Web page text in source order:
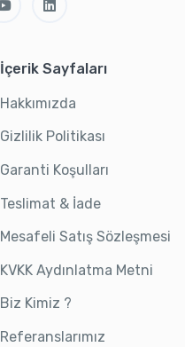
İçerik Sayfaları
Hakkımızda
Gizlilik Politikası
Garanti Koşulları
Teslimat & İade
Mesafeli Satış Sözleşmesi
KVKK Aydınlatma Metni
Biz Kimiz ?
Referanslarımız